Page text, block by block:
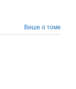
Више о томе